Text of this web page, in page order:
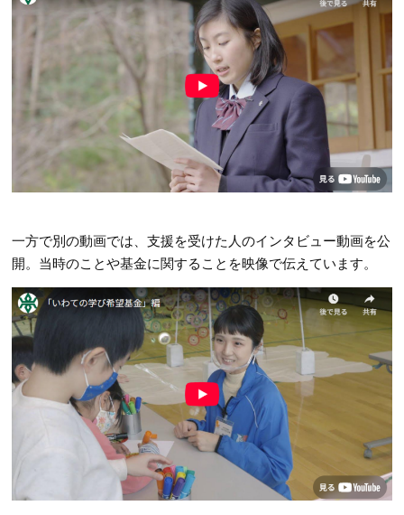
一方で別の動画では、支援を受けた人のインタビュー動画を公
開。当時のことや基金に関することを映像で伝えています。